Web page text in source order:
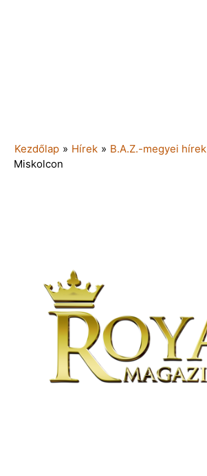
Kezdőlap » Hírek » B.A.Z.-megyei hírek
Miskolcon